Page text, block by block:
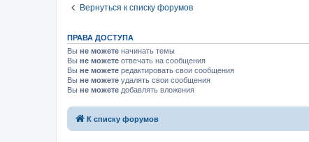
Вернуться к списку форумов
ПРАВА ДОСТУПА
Вы не можете начинать темы
Вы не можете отвечать на сообщения
Вы не можете редактировать свои сообщения
Вы не можете удалять свои сообщения
Вы не можете добавлять вложения
К списку форумов